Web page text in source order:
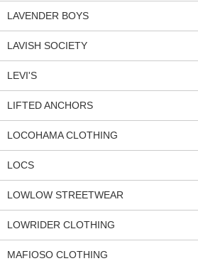
LAVENDER BOYS
LAVISH SOCIETY
LEVI'S
LIFTED ANCHORS
LOCOHAMA CLOTHING
LOCS
LOWLOW STREETWEAR
LOWRIDER CLOTHING
MAFIOSO CLOTHING